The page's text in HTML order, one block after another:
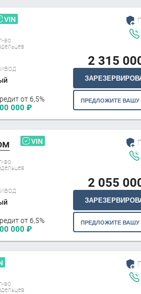
VIN
во
от 6,5%
000 ₽
2 315
ПРЕДЛОЖИТЕ ВАШУ
VIN
во
от 6,5%
000 ₽
2 055
ПРЕДЛОЖИТЕ ВАШУ
во